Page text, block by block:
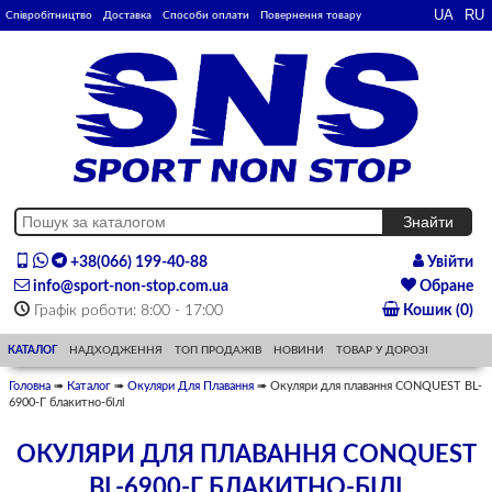
Співробітництво Доставка Способи оплати Повернення товару
+38(066) 199-40-88
info@sport-non-stop.com.ua
Графік роботи: 8:00 - 17:00
Увійти
Обране
Кошик (0)
КАТАЛОГ НАДХОДЖЕННЯ ТОП ПРОДАЖІВ НОВИНИ ТОВАР У ДОРОЗІ
Головна ➠ Каталог ➠ Окуляри Для Плавання ➠ Окуляри для плавання CONQUEST BL-
6900-Г блакитно-білі
ОКУЛЯРИ ДЛЯ ПЛАВАННЯ CONQUEST